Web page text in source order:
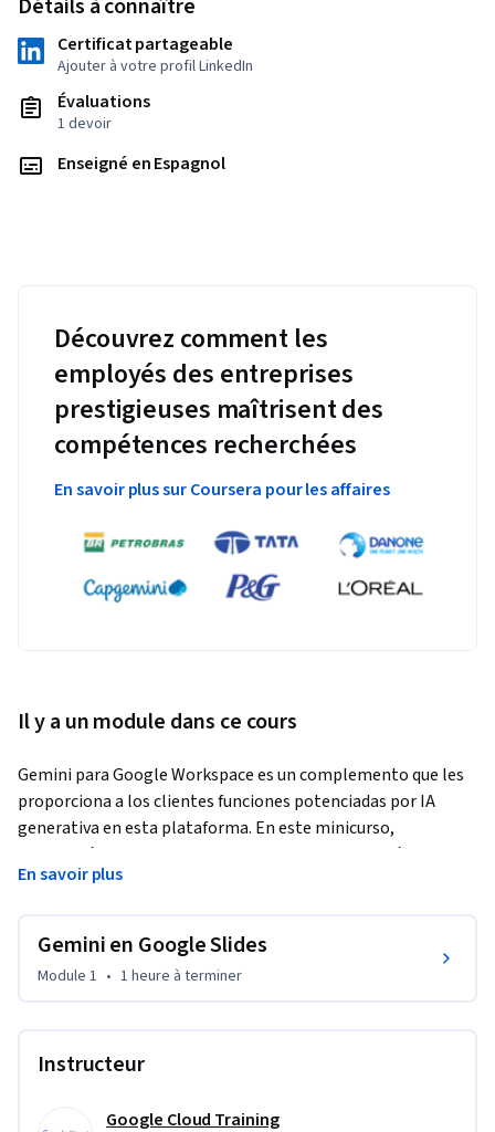
Détails à connaître
Certificat partageable
Ajouter à votre profil LinkedIn
Évaluations
1 devoir
Enseigné en Espagnol
Découvrez comment les
employés des entreprises
prestigieuses maîtrisent des
compétences recherchées
En savoir plus sur Coursera pour les affaires
Il y a un module dans ce cours
Gemini para Google Workspace es un complemento que les
proporciona a los clientes funciones potenciadas por IA
generativa en esta plataforma. En este minicurso,
aprenderás sobre las funciones clave de Gemini y cómo se
pueden usar para mejorar la productividad y eficiencia en
En savoir plus
Gemini en Google Slides
Module 1 • 1 heure à terminer
Instructeur
Google Cloud Training